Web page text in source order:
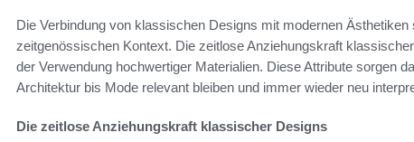
Die Verbindung von klassischen Designs mit modernen
zeitgenössischen Kontext. Die zeitlose Anziehungskraft
der Verwendung hochwertiger Materialien. Diese Attribute sorgen
Architektur bis Mode relevant bleiben und immer wieder neu
Die zeitlose Anziehungskraft klassischer Designs